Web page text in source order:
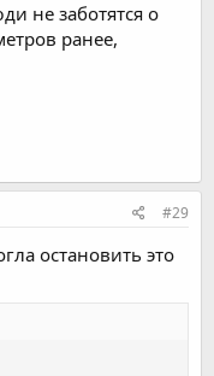
не заботятся о
ранее,
#29
остановить это